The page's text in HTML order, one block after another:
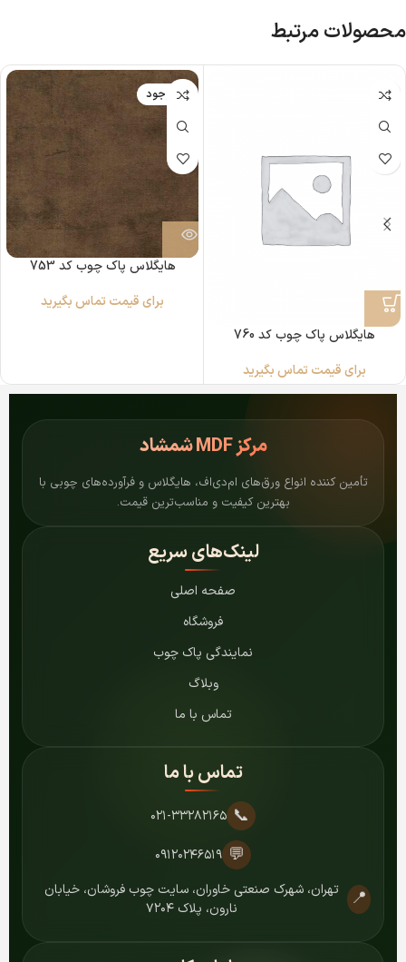
محصولات مرتبط
هایگلاس پاک چوب کد 760
برای قیمت تماس بگیرید
ناموجود
هایگلاس پاک چوب کد 753
برای قیمت تماس بگیرید
مرکزMDF شمشاد
تأمین کننده انواع ورق‌های ام‌دی‌اف، هایگلاس و فرآورده‌های چوبی با
بهترین کیفیت و مناسب‌ترین قیمت.
لینک‌های سریع
صفحه اصلی
فروشگاه
نمایندگی پاک چوب
وبلاگ
تماس با ما
تماس با ما
📞 ۰۲۱-۳۳۲۸۲۱۶۵
💬 ۰۹۱۲۰۲۴۶۵۱۹
📍
تهران، شهرک صنعتی خاوران، سایت چوب فروشان، خیابان
نارون، پلاک ۷۲۰۴